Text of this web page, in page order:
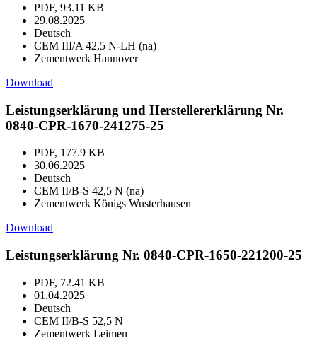
PDF, 93.11 KB
29.08.2025
Deutsch
CEM III/A 42,5 N-LH (na)
Zementwerk Hannover
Download
Leistungserklärung und Herstellererklärung Nr.
0840-CPR-1670-241275-25
PDF, 177.9 KB
30.06.2025
Deutsch
CEM II/B-S 42,5 N (na)
Zementwerk Königs Wusterhausen
Download
Leistungserklärung Nr. 0840-CPR-1650-221200-25
PDF, 72.41 KB
01.04.2025
Deutsch
CEM II/B-S 52,5 N
Zementwerk Leimen